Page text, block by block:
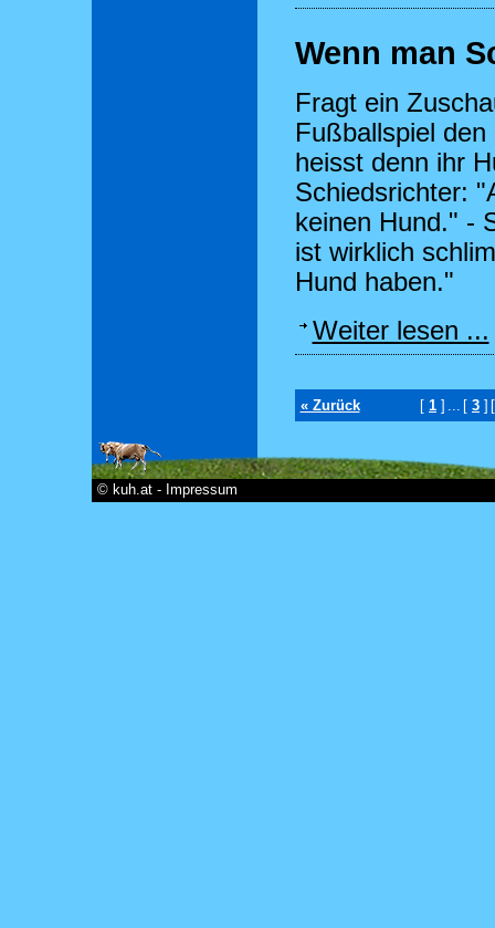
Wenn man
Fragt ein
Fußballspiel
heisst denn ihr
Schiedsrichter:
keinen Hund." -
ist wirklich
Hund haben."
Weiter lesen ...
« Zurück [ 1 ] [ 3 ]
© kuh.at - Impressum